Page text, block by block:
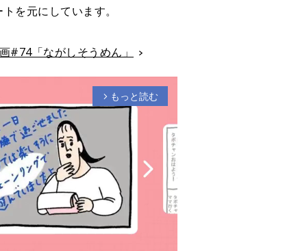
を元にしています。
#74「ながしそうめん」
arrow_forward_ios もっと読む